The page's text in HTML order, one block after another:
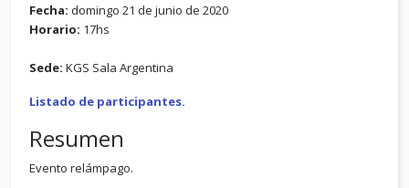
Fecha: domingo 21 de junio de 2020
Horario: 17hs
Sede: KGS Sala Argentina
Listado de participantes.
Resumen
Evento relámpago.